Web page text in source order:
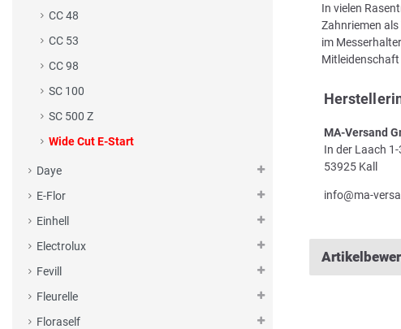
CC 48
CC 53
CC 98
SC 100
SC 500 Z
Wide Cut E-Start
Daye
E-Flor
Einhell
Electrolux
Fevill
Fleurelle
Floraself
In vielen
Zahnriemen
im
MA-Versand
In der Laach 1-
53925 Kall
info@ma-